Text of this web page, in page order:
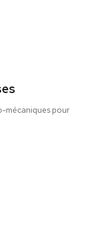
mécaniques pour